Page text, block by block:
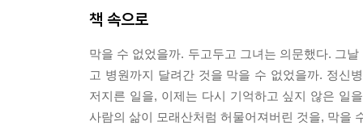
꿔서……그래서 고기를 먹지 않아요.” “무슨……
트라우마가 된 사건이 보다 분명하게 드러난다.
한그릇을 다먹었어. 들깨냄새가 다 덮지 못한 누
두 눈을 기억해. 아무렇지도 않더군. 정말 아무렇
책 속으로
막을 수 없었을까. 두고두고 그녀는 의문했다. 그
고 병원까지 달려간 것을 막을 수 없었을까. 정신
저지른 일을, 이제는 다시 기억하고 싶지 않은 일
사람의 삶이 모래산처럼 허물어져버린 것을, 막을